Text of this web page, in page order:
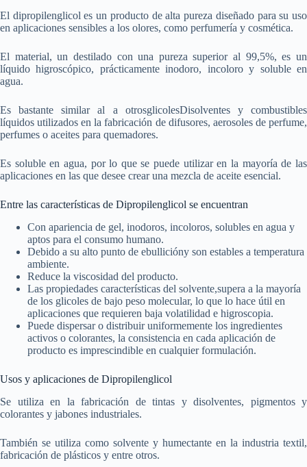
El dipropilenglicol es un producto de alta pureza diseñado para su uso
en aplicaciones sensibles a los olores, como perfumería y cosmética.
El material, un destilado con una pureza superior al 99,5%, es un
líquido higroscópico, prácticamente inodoro, incoloro y soluble en
agua.
Es bastante similar al a otrosglicolesDisolventes y combustibles
líquidos utilizados en la fabricación de difusores, aerosoles de perfume,
perfumes o aceites para quemadores.
Es soluble en agua, por lo que se puede utilizar en la mayoría de las
aplicaciones en las que desee crear una mezcla de aceite esencial.
Entre las características de Dipropilenglicol se encuentran
Con apariencia de gel, inodoros, incoloros, solubles en agua y
aptos para el consumo humano.
Debido a su alto punto de ebullicióny son estables a temperatura
ambiente.
Reduce la viscosidad del producto.
Las propiedades características del solvente,supera a la mayoría
de los glicoles de bajo peso molecular, lo que lo hace útil en
aplicaciones que requieren baja volatilidad e higroscopia.
Puede dispersar o distribuir uniformemente los ingredientes
activos o colorantes, la consistencia en cada aplicación de
producto es imprescindible en cualquier formulación.
Usos y aplicaciones de Dipropilenglicol
Se utiliza en la fabricación de tintas y disolventes, pigmentos y
colorantes y jabones industriales.
También se utiliza como solvente y humectante en la industria textil,
fabricación de plásticos y entre otros.